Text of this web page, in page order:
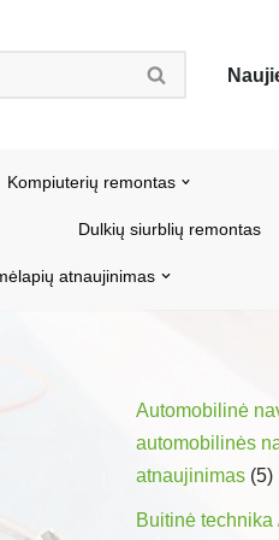
Kompiuterių remontas
Dulkių siurblių remontas
atnaujinimas
Automobilinė
automobilinės
atnaujinimas (5)
Buitinė